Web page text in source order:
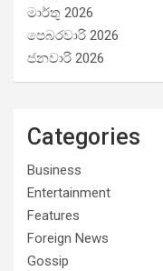
මාර්තු 2026
පෙබරවාරි 2026
ජනවාරි 2026
Categories
Business
Entertainment
Features
Foreign News
Gossip